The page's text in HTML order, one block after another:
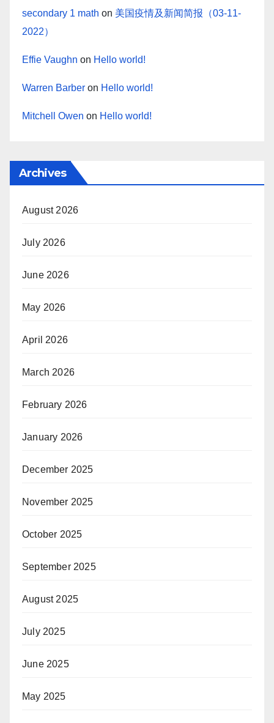
secondary 1 math on 美国疫情及新闻简报（03-11-
2022）
Effie Vaughn on Hello world!
Warren Barber on Hello world!
Mitchell Owen on Hello world!
Archives
August 2026
July 2026
June 2026
May 2026
April 2026
March 2026
February 2026
January 2026
December 2025
November 2025
October 2025
September 2025
August 2025
July 2025
June 2025
May 2025